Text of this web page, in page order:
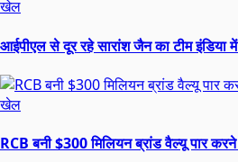
खेल
आईपीएल से दूर रहे सारांश जैन का टीम इंडिया
खेल
RCB बनी $300 मिलियन ब्रांड वैल्यू पार